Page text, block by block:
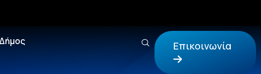
Δήμος
Επικοινωνία